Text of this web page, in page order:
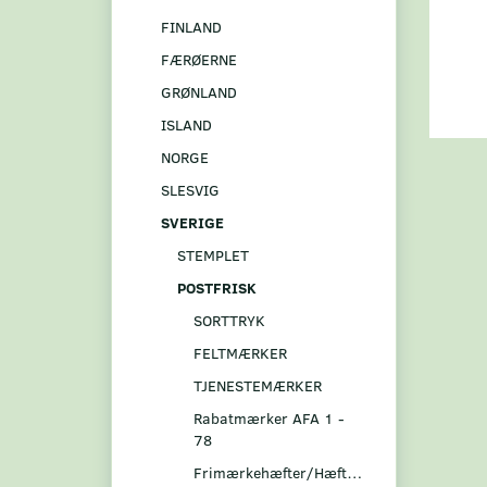
FINLAND
FÆRØERNE
GRØNLAND
ISLAND
NORGE
SLESVIG
SVERIGE
STEMPLET
POSTFRISK
SORTTRYK
FELTMÆRKER
TJENESTEMÆRKER
Rabatmærker AFA 1 -
78
Frimærkehæfter/Hæftesammentryk